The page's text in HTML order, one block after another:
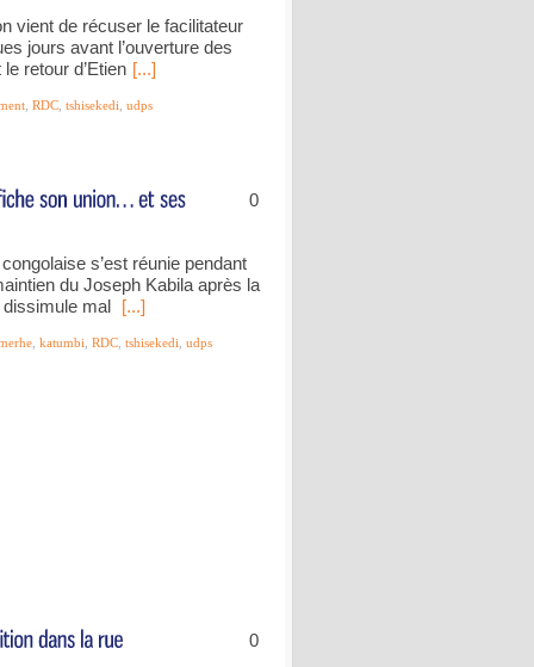
vient de récuser le facilitateur
jours avant l’ouverture des
retour d’Etien [...]
RDC tshisekedi udps
0
s’est réunie pendant
du Joseph Kabila après la
mal [...]
katumbi RDC tshisekedi udps
0